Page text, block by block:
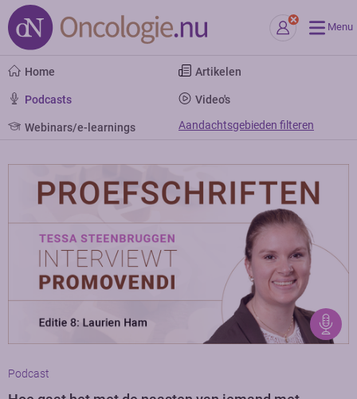
Menu
Home Artikelen
Podcasts Video's
Webinars/e-learnings Aandachtsgebieden filteren
Podcast